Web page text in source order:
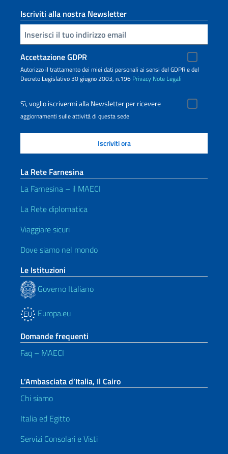
Iscriviti alla nostra Newsletter
Inserisci la tua email
Accettazione GDPR
Autorizzo il trattamento dei miei dati personali ai sensi del GDPR e del
Decreto Legislativo 30 giugno 2003, n.196 Privacy Note Legali
Sì, voglio iscrivermi alla Newsletter per ricevere
aggiornamenti sulle attività di questa sede
La Rete Farnesina
La Farnesina – il MAECI
La Rete diplomatica
Viaggiare sicuri
Dove siamo nel mondo
Le Istituzioni
Governo Italiano
Europa.eu
Domande frequenti
Faq – MAECI
L’Ambasciata d’Italia, Il Cairo
Chi siamo
Italia ed Egitto
Servizi Consolari e Visti